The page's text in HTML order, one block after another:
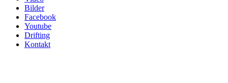
Bilder
Facebook
Youtube
Drifting
Kontakt